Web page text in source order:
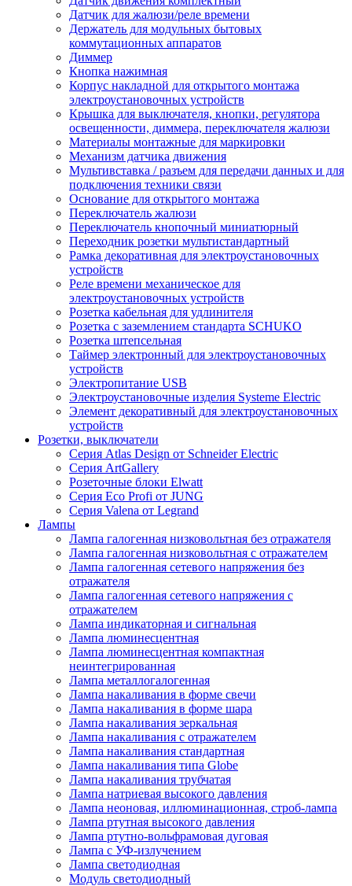
Датчик для жалюзи/реле времени
Держатель для модульных бытовых
коммутационных аппаратов
Диммер
Кнопка нажимная
Корпус накладной для открытого монтажа
электроустановочных устройств
Крышка для выключателя, кнопки, регулятора
освещенности, диммера, переключателя жалюзи
Материалы монтажные для маркировки
Механизм датчика движения
Мультивставка / разъем для передачи данных и для
подключения техники связи
Основание для открытого монтажа
Переключатель жалюзи
Переключатель кнопочный миниатюрный
Переходник розетки мультистандартный
Рамка декоративная для электроустановочных
устройств
Реле времени механическое для
электроустановочных устройств
Розетка кабельная для удлинителя
Розетка с заземлением стандарта SCHUKO
Розетка штепсельная
Таймер электронный для электроустановочных
устройств
Электропитание USB
Электроустановочные изделия Systeme Electric
Элемент декоративный для электроустановочных
устройств
Розетки, выключатели
Серия Atlas Design от Schneider Electric
Серия ArtGallery
Розеточные блоки Elwatt
Серия Eco Profi от JUNG
Серия Valena от Legrand
Лампы
Лампа галогенная низковольтная без отражателя
Лампа галогенная низковольтная с отражателем
Лампа галогенная сетевого напряжения без
отражателя
Лампа галогенная сетевого напряжения с
отражателем
Лампа индикаторная и сигнальная
Лампа люминесцентная
Лампа люминесцентная компактная
неинтегрированная
Лампа металлогалогенная
Лампа накаливания в форме свечи
Лампа накаливания в форме шара
Лампа накаливания зеркальная
Лампа накаливания с отражателем
Лампа накаливания стандартная
Лампа накаливания типа Globe
Лампа накаливания трубчатая
Лампа натриевая высокого давления
Лампа неоновая, иллюминационная, строб-лампа
Лампа ртутная высокого давления
Лампа ртутно-вольфрамовая дуговая
Лампа с УФ-излучением
Лампа светодиодная
Модуль светодиодный